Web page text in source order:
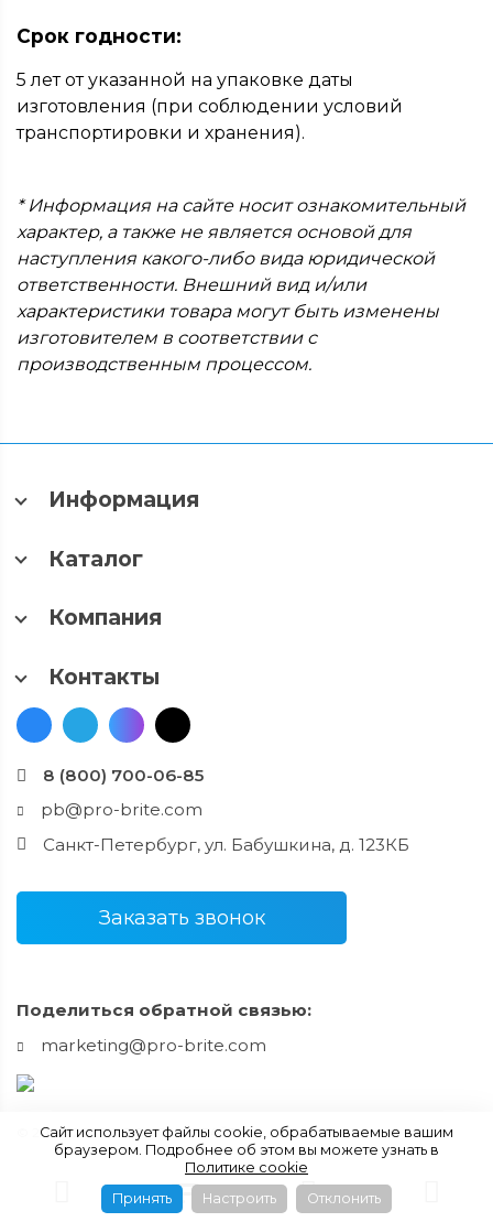
Срок годности:
5 лет от указанной на упаковке даты
изготовления (при соблюдении условий
транспортировки и хранения).
* Информация на сайте носит ознакомительный
характер, а также не является основой для
наступления какого-либо вида юридической
ответственности. Внешний вид и/или
характеристики товара могут быть изменены
изготовителем в соответствии с
производственным процессом.
Информация
Каталог
Компания
Контакты
8 (800) 700-06-85
pb@pro-brite.com
Санкт-Петербург, ул. Бабушкина, д. 123КБ
Заказать звонок
Поделиться обратной связью:
marketing@pro-brite.com
© 2003-2026 ООО «ПРО-БРАЙТ»
Сайт использует файлы cookie, обрабатываемые вашим
браузером. Подробнее об этом вы можете узнать в
Политике cookie
Принять
Настроить Отклонить